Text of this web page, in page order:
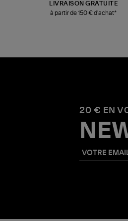
LIVRAISON GRATUITE
à partir de 150 € d'achat*
20 € EN